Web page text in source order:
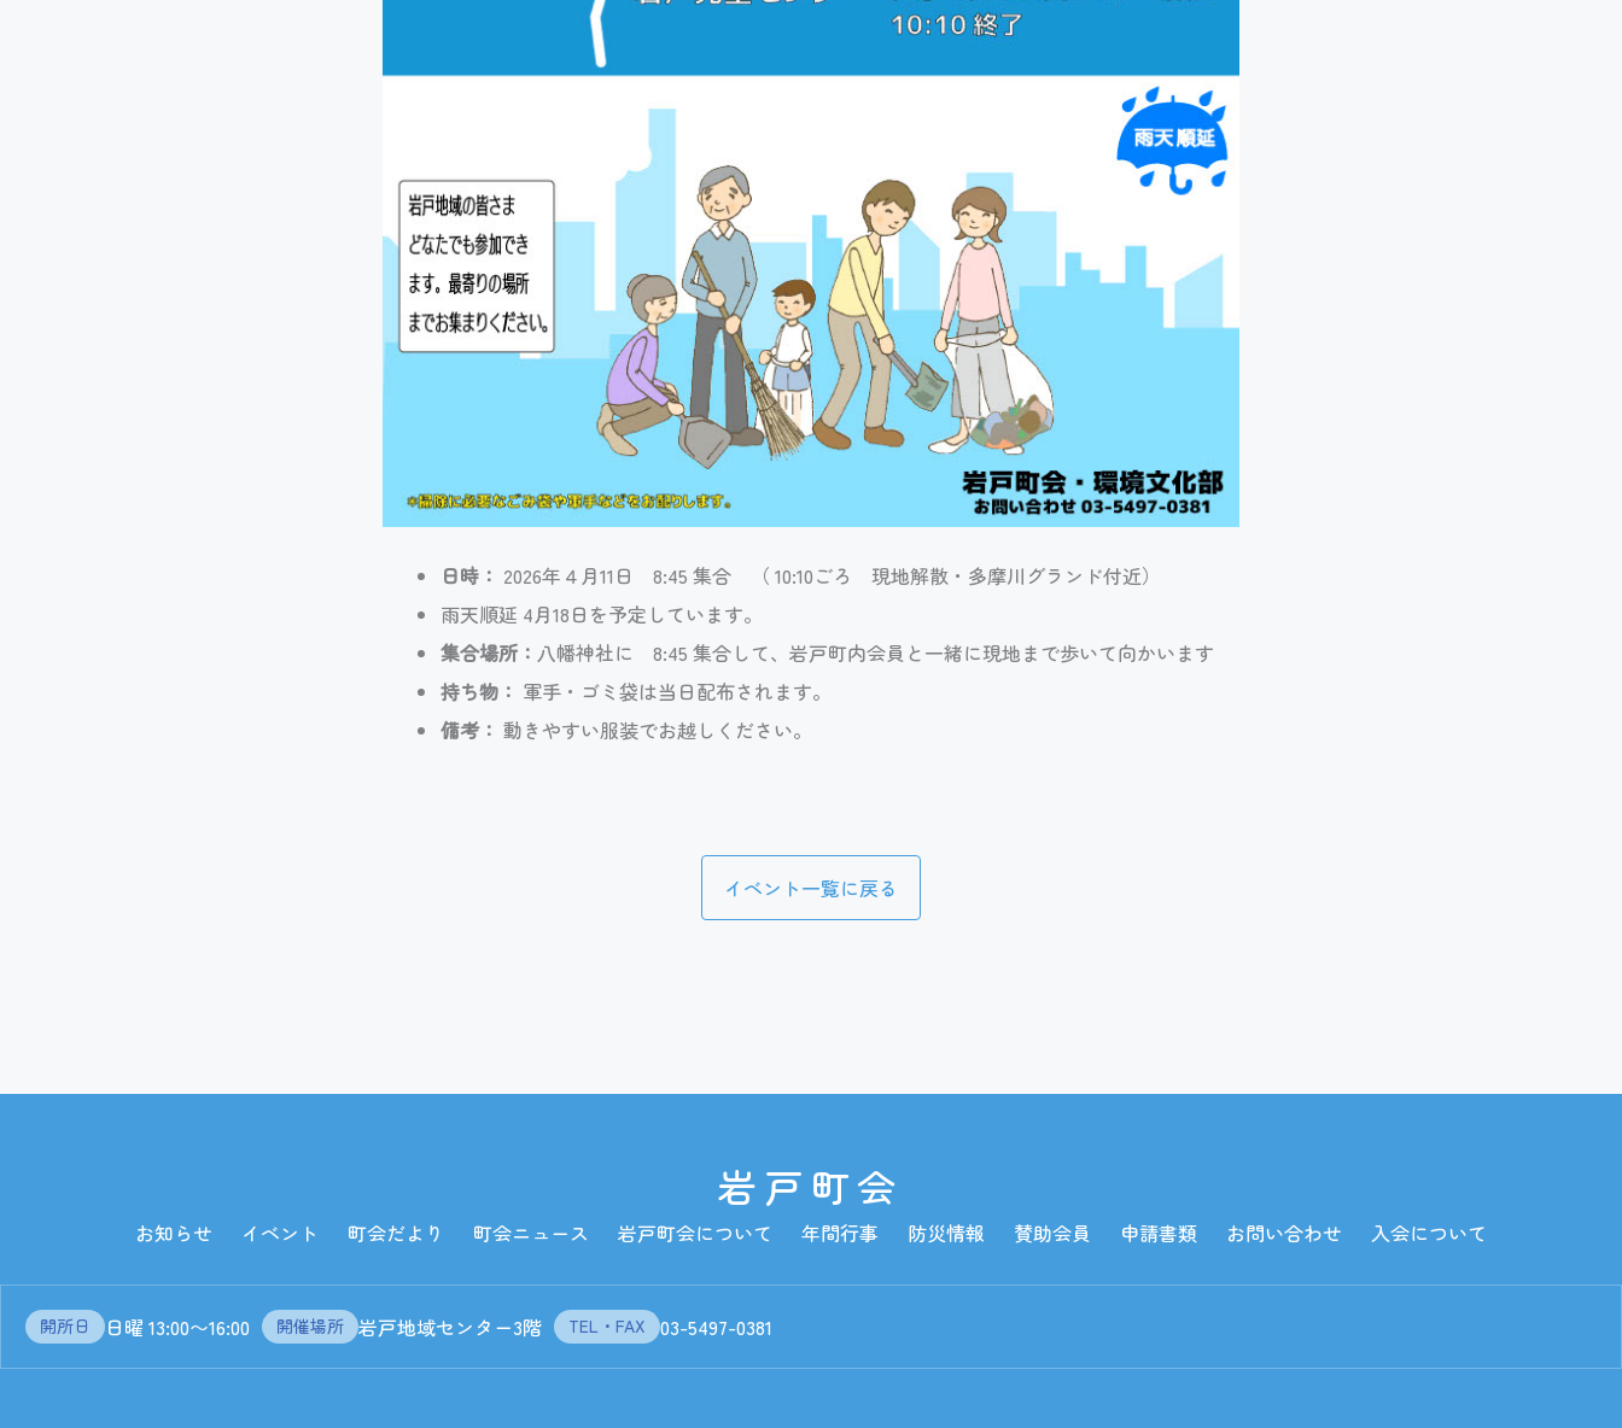
日時： 2026年４月11日 8:45 集合 （ 10:10ごろ 現地解散・多摩川グランド付近）
雨天順延 4月18日を予定しています。
集合場所： 八幡神社に 8:45 集合して、岩戸町内会員と一緒に現地まで歩いて向かいます
持ち物： 軍手・ゴミ袋は当日配布されます。
備考： 動きやすい服装でお越しください。
イベント一覧に戻る
岩戸町会
お知らせ イベント 町会だより 町会ニュース 岩戸町会について 年間行事 防災情報 賛助会員 申請書類 お問い合わせ 入会について
開所日 日曜 13:00〜16:00 開催場所 岩戸地域センター3階 TEL・FAX 03-5497-0381